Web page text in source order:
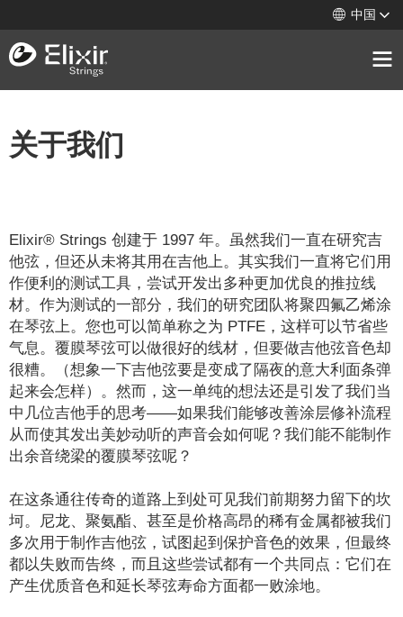
中国
关于我们
Elixir® Strings 创建于 1997 年。虽然我们一直在研究吉
他弦，但还从未将其用在吉他上。其实我们一直将它们用
作便利的测试工具，尝试开发出多种更加优良的推拉线
材。作为测试的一部分，我们的研究团队将聚四氟乙烯涂
在琴弦上。您也可以简单称之为 PTFE，这样可以节省些
气息。覆膜琴弦可以做很好的线材，但要做吉他弦音色却
很糟。（想象一下吉他弦要是变成了隔夜的意大利面条弹
起来会怎样）。然而，这一单纯的想法还是引发了我们当
中几位吉他手的思考——如果我们能够改善涂层修补流程
从而使其发出美妙动听的声音会如何呢？我们能不能制作
出余音绕梁的覆膜琴弦呢？
在这条通往传奇的道路上到处可见我们前期努力留下的坎
坷。尼龙、聚氨酯、甚至是价格高昂的稀有金属都被我们
多次用于制作吉他弦，试图起到保护音色的效果，但最终
都以失败而告终，而且这些尝试都有一个共同点：它们在
产生优质音色和延长琴弦寿命方面都一败涂地。